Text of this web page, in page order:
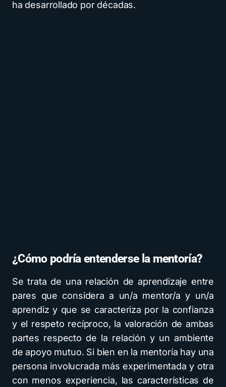
ha desarrollado por décadas.
¿Cómo podría entenderse la mentoría?
Se trata de una relación de aprendizaje entre
pares que considera a un/a mentor/a y un/a
aprendiz y que se caracteriza por la confianza
y el respeto recíproco, la valoración de ambas
partes respecto de la relación y un ambiente
de apoyo mutuo. Si bien en la mentoría hay una
persona involucrada más experimentada y otra
con menos experiencia, las características de